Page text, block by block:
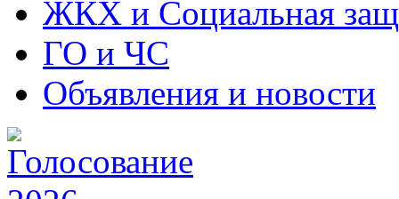
ЖКХ и Социальная
ГО и ЧС
Объявления и новости